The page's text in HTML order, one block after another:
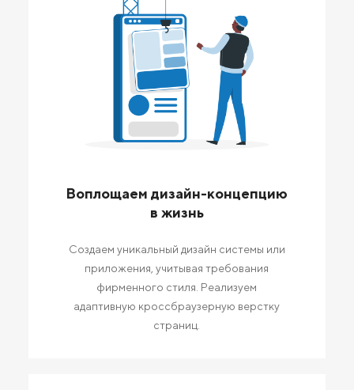
Воплощаем дизайн-концепцию
в жизнь
Создаем уникальный дизайн системы или
приложения, учитывая требования
фирменного стиля. Реализуем
адаптивную кроссбраузерную верстку
страниц.